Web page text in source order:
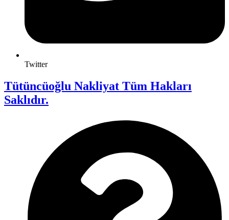
Twitter
Tütüncüoğlu Nakliyat Tüm Hakları
Saklıdır.